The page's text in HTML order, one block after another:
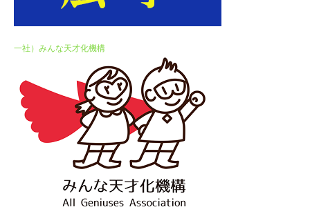
一社）みんな天才化機構